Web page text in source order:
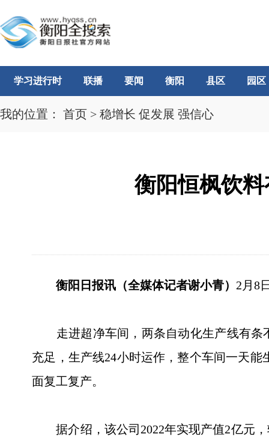
学习进行时 联播 要闻 衡阳 县区 园区
我的位置： 首页 > 稳增长 促发展 强信心
衡阳恒枫饮
衡阳日报讯（全媒体记者谢小青） 2月8
走进超净车间，两条自动化生产线有条
充足，生产线24小时运作，整个车间一天
面复工复产。
据介绍，该公司2022年实现产值2亿元，